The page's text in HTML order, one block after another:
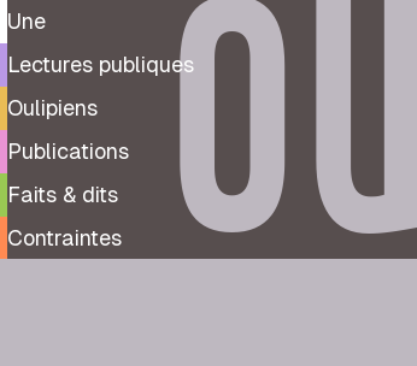
Une
Lectures publiques
Oulipiens
Publications
Faits & dits
Contraintes